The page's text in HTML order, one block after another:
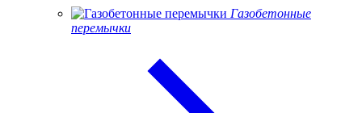
Газобетонные
перемычки